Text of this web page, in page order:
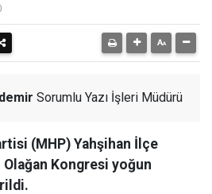
Sorumlu Yazı İşleri Müdürü
(MHP) Yahşihan İlçe
Olağan Kongresi yoğun